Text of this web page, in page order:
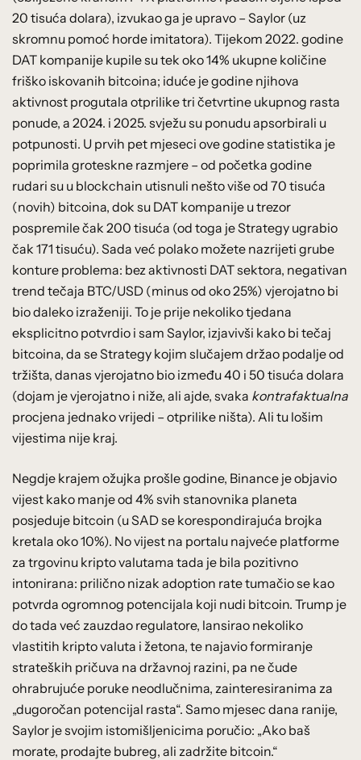
20 tisuća dolara), izvukao ga je upravo – Saylor (uz
skromnu pomoć horde imitatora). Tijekom 2022. godine
DAT kompanije kupile su tek oko 14% ukupne količine
friško iskovanih bitcoina; iduće je godine njihova
aktivnost progutala otprilike tri četvrtine ukupnog rasta
ponude, a 2024. i 2025. svježu su ponudu apsorbirali u
potpunosti. U prvih pet mjeseci ove godine statistika je
poprimila groteskne razmjere – od početka godine
rudari su u blockchain utisnuli nešto više od 70 tisuća
(novih) bitcoina, dok su DAT kompanije u trezor
pospremile čak 200 tisuća (od toga je Strategy ugrabio
čak 171 tisuću). Sada već polako možete nazrijeti grube
konture problema: bez aktivnosti DAT sektora, negativan
trend tečaja BTC/USD (minus od oko 25%) vjerojatno bi
bio daleko izraženiji. To je prije nekoliko tjedana
eksplicitno potvrdio i sam Saylor, izjavivši kako bi tečaj
bitcoina, da se Strategy kojim slučajem držao podalje od
tržišta, danas vjerojatno bio između 40 i 50 tisuća dolara
(dojam je vjerojatno i niže, ali ajde, svaka kontrafaktualna
procjena jednako vrijedi – otprilike ništa). Ali tu lošim
vijestima nije kraj.
Negdje krajem ožujka prošle godine, Binance je objavio
vijest kako manje od 4% svih stanovnika planeta
posjeduje bitcoin (u SAD se korespondirajuća brojka
kretala oko 10%). No vijest na portalu najveće platforme
za trgovinu kripto valutama tada je bila pozitivno
intonirana: prilično nizak adoption rate tumačio se kao
potvrda ogromnog potencijala koji nudi bitcoin. Trump je
do tada već zauzdao regulatore, lansirao nekoliko
vlastitih kripto valuta i žetona, te najavio formiranje
strateških pričuva na državnoj razini, pa ne čude
ohrabrujuće poruke neodlučnima, zainteresiranima za
„dugoročan potencijal rasta“. Samo mjesec dana ranije,
Saylor je svojim istomišljenicima poručio: „Ako baš
morate, prodajte bubreg, ali zadržite bitcoin.“